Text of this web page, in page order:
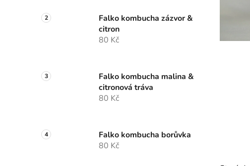
e
l
Falko kombucha zázvor &
citron
80 Kč
Falko kombucha malina &
citronová tráva
80 Kč
Falko kombucha borůvka
80 Kč